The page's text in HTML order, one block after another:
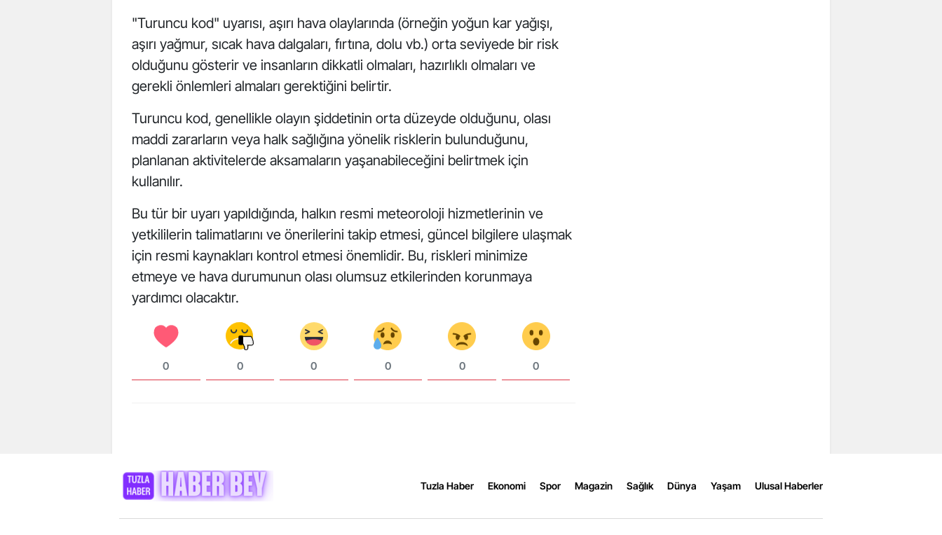
"Turuncu kod" uyarısı, aşırı hava olaylarında (örneğin yoğun kar yağışı,
aşırı yağmur, sıcak hava dalgaları, fırtına, dolu vb.) orta seviyede bir risk
olduğunu gösterir ve insanların dikkatli olmaları, hazırlıklı olmaları ve
gerekli önlemleri almaları gerektiğini belirtir.
Turuncu kod, genellikle olayın şiddetinin orta düzeyde olduğunu, olası
maddi zararların veya halk sağlığına yönelik risklerin bulunduğunu,
planlanan aktivitelerde aksamaların yaşanabileceğini belirtmek için
kullanılır.
Bu tür bir uyarı yapıldığında, halkın resmi meteoroloji hizmetlerinin ve
yetkililerin talimatlarını ve önerilerini takip etmesi, güncel bilgilere ulaşmak
için resmi kaynakları kontrol etmesi önemlidir. Bu, riskleri minimize
etmeye ve hava durumunun olası olumsuz etkilerinden korunmaya
yardımcı olacaktır.
0 0 0 0 0 0
Tuzla Haber Ekonomi Spor Magazin Sağlık Dünya Yaşam Ulusal Haberler